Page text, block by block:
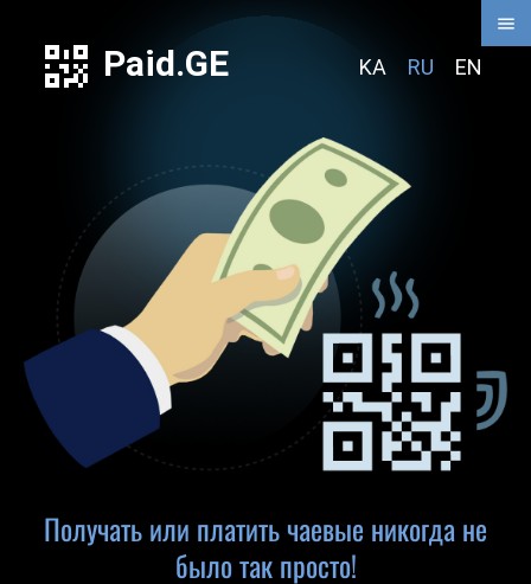
Paid.GE KA RU EN
Получать или платить чаевые никогда не
было так просто!